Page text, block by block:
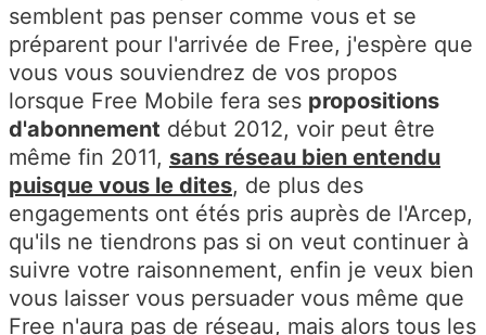
semblent pas penser comme vous et se
préparent pour l'arrivée de Free, j'espère que
vous vous souviendrez de vos propos
lorsque Free Mobile fera ses propositions
d'abonnement début 2012, voir peut être
même fin 2011, sans réseau bien entendu
puisque vous le dites, de plus des
engagements ont étés pris auprès de l'Arcep,
qu'ils ne tiendrons pas si on veut continuer à
suivre votre raisonnement, enfin je veux bien
vous laisser vous persuader vous même que
Free n'aura pas de réseau, mais alors tous les